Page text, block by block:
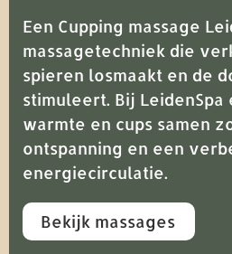
Een Cupping massage
massagetechniek die
spieren losmaakt en de
stimuleert. Bij LeidenSpa
warmte en cups samen
ontspanning en een
energiecirculatie.
Bekijk massages